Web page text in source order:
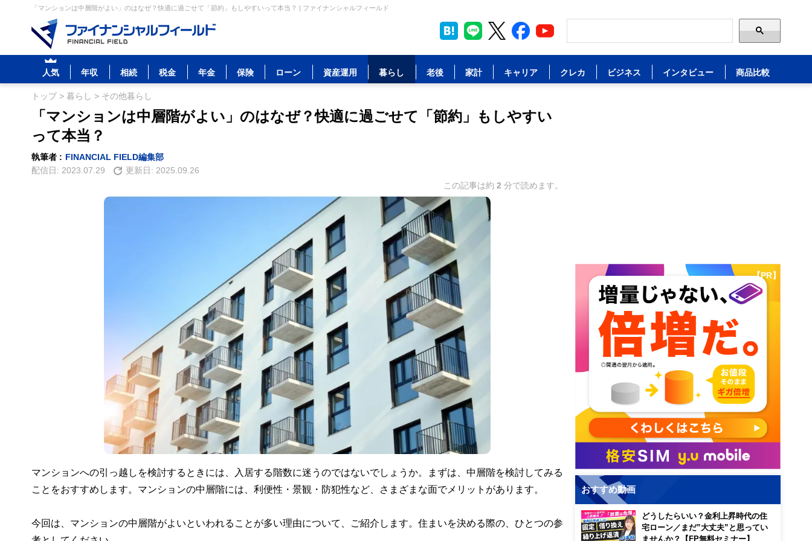
「マンションは中層階がよい」のはなぜ？快適に過ごせて「節約」もしやすいって本当？ | ファイナンシャルフィールド
人気 年収 相続 税金 年金 保険 ローン 資産運用 暮らし 老後 家計 キャリア クレカ ビジネス インタビュー 商品比較
トップ> 暮らし > その他暮らし
「マンションは中層階がよい」のはなぜ？快適に過ごせて「節約」もしやすい
って本当？
執筆者 : FINANCIAL FIELD編集部
配信日: 2023.07.29 更新日: 2025.09.26
この記事は約 2 分で読めます。
マンションへの引っ越しを検討するときには、入居する階数に迷うのではないでしょうか。まずは、中層階を検討してみる
ことをおすすめします。マンションの中層階には、利便性・景観・防犯性など、さまざまな面でメリットがあります。
今回は、マンションの中層階がよいといわれることが多い理由について、ご紹介します。住まいを決める際の、ひとつの参
【PR】
おすすめ動画
どうしたらいい？金利上昇時代の住
宅ローン／まだ”大丈夫”と思ってい
ませんか？【FP無料セミナー】